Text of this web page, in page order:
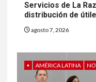
Servicios de La
distribución de
agosto 7, 2026
• AMÉRICA LATINA